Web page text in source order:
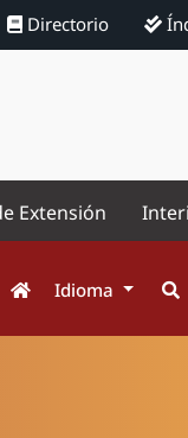
Directorio
Extensión
Idioma